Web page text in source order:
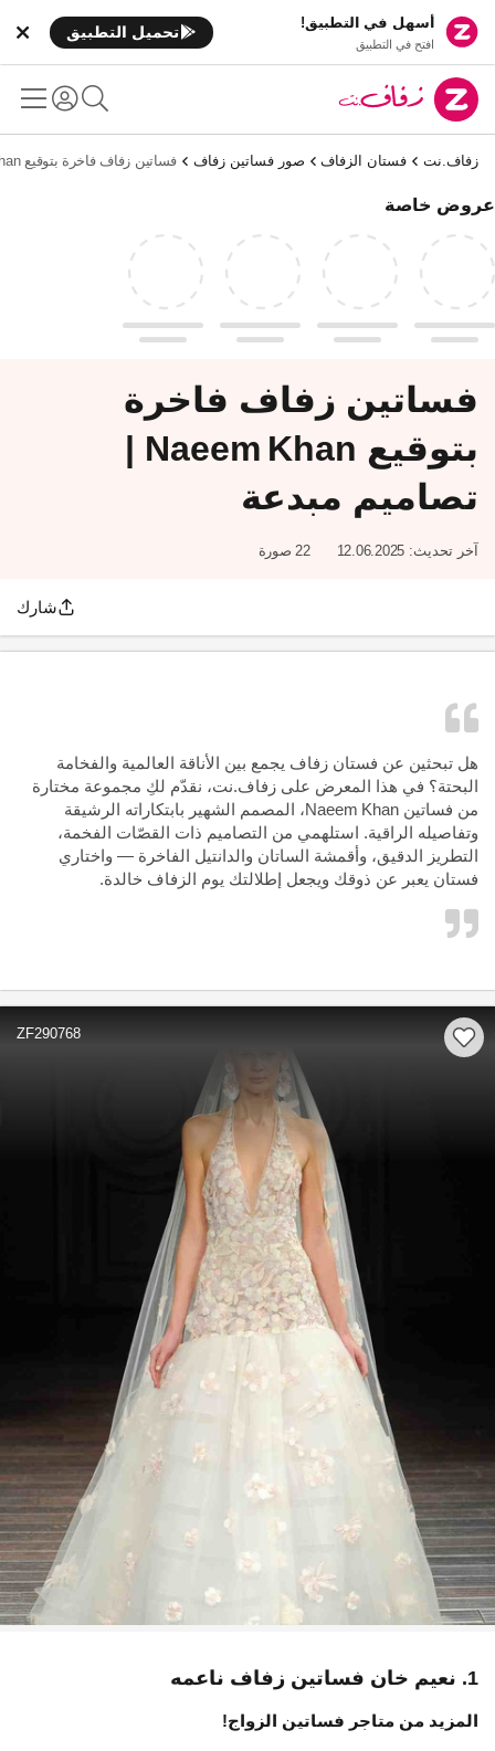
أسهل في التطبيق!
افتح في التطبيق
تحميل التطبيق
زفاف.نت فستان الزفاف صور فساتين زفاف فساتين زفاف فاخرة بتوقيع Naeem Khan | تصاميم مبدعة
عروض خاصة
فساتين زفاف فاخرة
بتوقيع Naeem Khan |
تصاميم مبدعة
آخر تحديث: 22 صورة
شارك
هل تبحثين عن فستان زفاف يجمع بين الأناقة العالمية والفخامة
البحتة؟ في هذا المعرض على زفاف.نت، نقدّم لكِ مجموعة مختارة
من فساتين Naeem Khan، المصمم الشهير بابتكاراته الرشيقة
وتفاصيله الراقية. استلهمي من التصاميم ذات القصّات الفخمة،
التطريز الدقيق، وأقمشة الساتان والدانتيل الفاخرة — واختاري
فستان يعبر عن ذوقك ويجعل إطلالتك يوم الزفاف خالدة.
ZF290768
1. نعيم خان فساتين زفاف ناعمه
المزيد من متاجر فساتين الزواج!